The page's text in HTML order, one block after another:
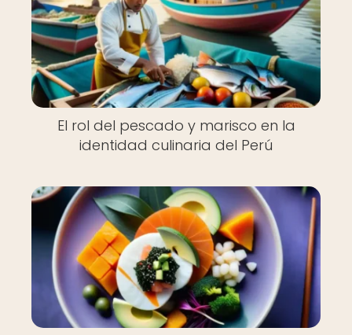
El rol del pescado y marisco en la
identidad culinaria del Perú